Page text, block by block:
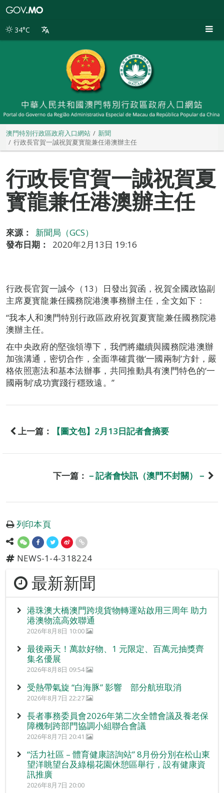
別
34°C
澳門特別行政區政府入口網站
新聞
行政長官賀一誠祝賀夏寳龍兼任港澳辦主任
行政長官賀一誠祝賀夏
寳龍兼任港澳辦主任
來源：
新聞局（GCS）
發布日期：
2020年2月13日 19:16
行政長官賀一誠今（13）日發出賀函，祝賀全國政協副
主席夏寳龍兼任國務院港澳事務辦主任，全文如下：
“我本人和澳門特別行政區政府祝賀夏寳龍兼任國務院港
澳辦主任。
在中央政府的堅強領導下，我們將繼續與國務院港澳辦
加強溝通，密切合作，全面準確貫徹‘一國兩制’方針，嚴
格依照憲法和基本法辦事，共同推動具有澳門特色的‘一
國兩制’成功實踐行穩致遠。”
上一篇： 【圖文包】2月13日記者會摘要
下一篇： －記者會快訊（澳門不封關）－
列印本頁
NEWS-1-4-318224
最新新聞
港珠澳大橋澳門跨境貨物轉運站啟用三周年 助力
港澳物流高效聯通
2026年8月8日 10:00
最後兩天！萬款好物、1 元限定、百萬元抽獎齊
集名優展
2026年8月8日 09:54
受熱帶氣旋 “白海豚” 影響 部分航班取消
2026年8月7日 22:27
長者事務委員會2026年第二次全體會議及養老保
障機制跨部門協調小組聯合會議
2026年8月7日 20:41
“活力社區 – 體育健康諮詢站” 8月份分別在松山東
望洋眺望台及綠楊花園休憩區舉行，設有健康資
訊推廣
2026年8月7日 20:00